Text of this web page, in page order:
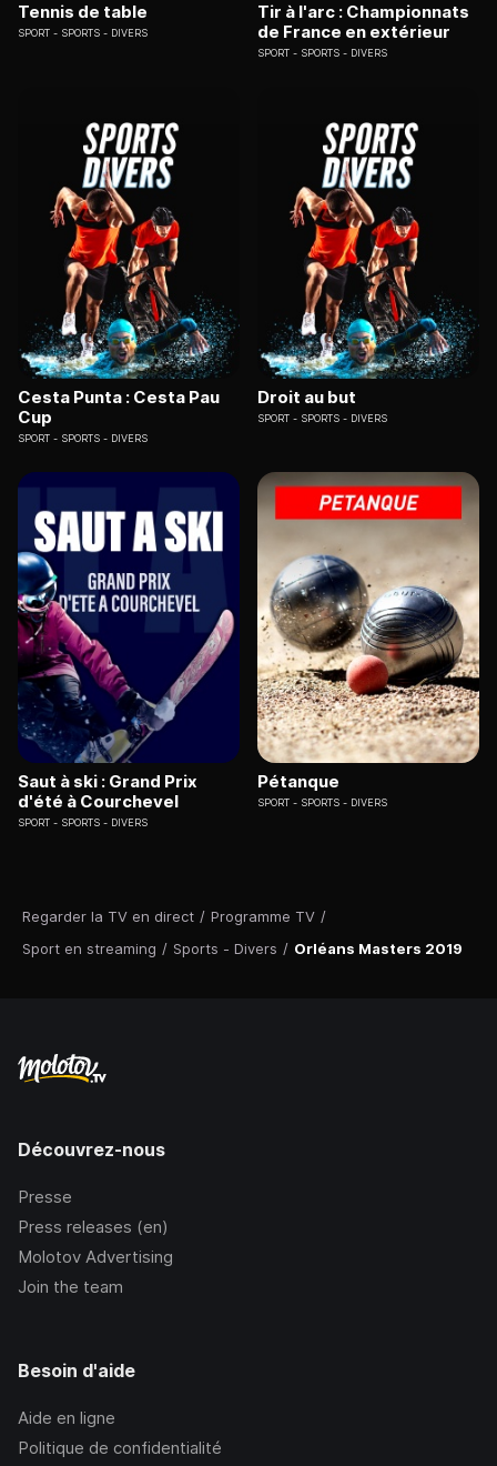
Regarder la TV en direct / Programme TV /
Sport en streaming / Sports - Divers / Orléans Masters 2019
Tennis de table
SPORT SPORTS - DIVERS
Tir à l'arc : Championnats
de France en extérieur
SPORT SPORTS - DIVERS
Cesta Punta : Cesta Pau
Cup
SPORT SPORTS - DIVERS
Droit au but
SPORT SPORTS - DIVERS
Saut à ski : Grand Prix
d'été à Courchevel
SPORT SPORTS - DIVERS
Pétanque
SPORT SPORTS - DIVERS
Découvrez-nous
Presse
Press releases (en)
Molotov Advertising
Join the team
Besoin d'aide
Aide en ligne
Politique de confidentialité